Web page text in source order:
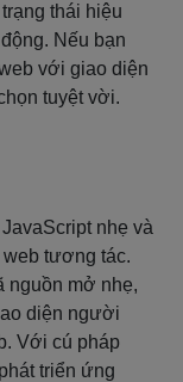
thái hiệu
Nếu bạn
với giao diện
tuyệt vời.
nhẹ và
tương tác.
nguồn mở nhẹ,
diện người
Với cú pháp
triển ứng